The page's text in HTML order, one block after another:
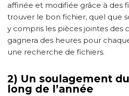
affinée et modifiée grâce à des
trouver le bon fichier, quel que
y compris les pièces jointes des
gagnera des heures pour
une recherche de fichiers.
2) Un soulagement
long de l’année